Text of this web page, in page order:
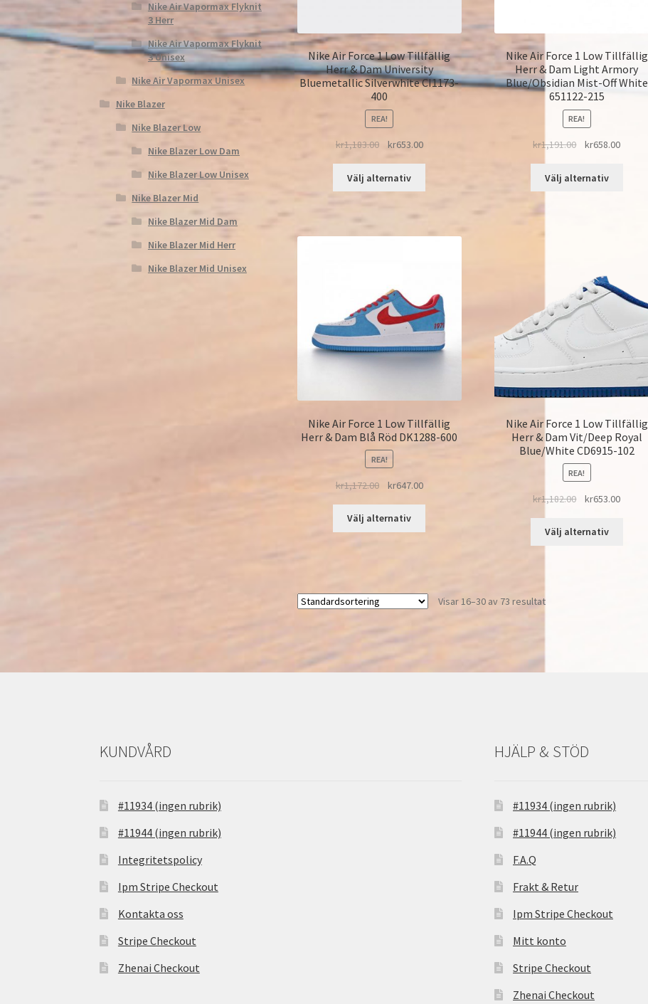
Nike Air Force 1 Low Tillfällig
Herr & Dam University
Bluemetallic Silverwhite CI1173-
400
REA!
kr1,183.00 kr653.00
Välj alternativ
Nike Air Force 1 Low Tillfällig
Herr & Dam Light Armory
Blue/Obsidian Mist-Off White
651122-215
REA!
kr1,191.00 kr658.00
Välj alternativ
Nike Air Force 1 Low Tillfällig
Herr & Dam Blå Röd DK1288-600
REA!
kr1,172.00 kr647.00
Välj alternativ
Nike Air Force 1 Low Tillfällig
Herr & Dam Vit/Deep Royal
Blue/White CD6915-102
REA!
kr1,182.00 kr653.00
Välj alternativ
Visar 16–30 av 73 resultat
Nike Air Vapormax Flyknit
3 Herr
Nike Air Vapormax Flyknit
3 Unisex
Nike Air Vapormax Unisex
Nike Blazer
Nike Blazer Low
Nike Blazer Low Dam
Nike Blazer Low Unisex
Nike Blazer Mid
Nike Blazer Mid Dam
Nike Blazer Mid Herr
Nike Blazer Mid Unisex
KUNDVÅRD
#11934 (ingen rubrik)
#11944 (ingen rubrik)
Integritetspolicy
Ipm Stripe Checkout
Kontakta oss
Stripe Checkout
Zhenai Checkout
HJÄLP & STÖD
#11934 (ingen rubrik)
#11944 (ingen rubrik)
F.A.Q
Frakt & Retur
Ipm Stripe Checkout
Mitt konto
Stripe Checkout
Zhenai Checkout